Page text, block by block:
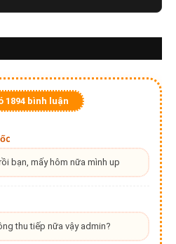
1894 bình luận
bạn, mấy hôm nữa mình up
thu tiếp nữa vậy admin?